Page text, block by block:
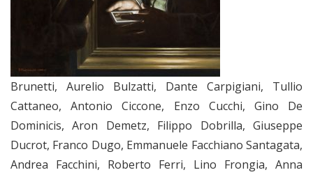
Brunetti, Aurelio Bulzatti, Dante Carpigiani, Tullio
Cattaneo, Antonio Ciccone, Enzo Cucchi, Gino De
Dominicis, Aron Demetz, Filippo Dobrilla, Giuseppe
Ducrot, Franco Dugo, Emmanuele Facchiano Santagata,
Andrea Facchini, Roberto Ferri, Lino Frongia, Anna